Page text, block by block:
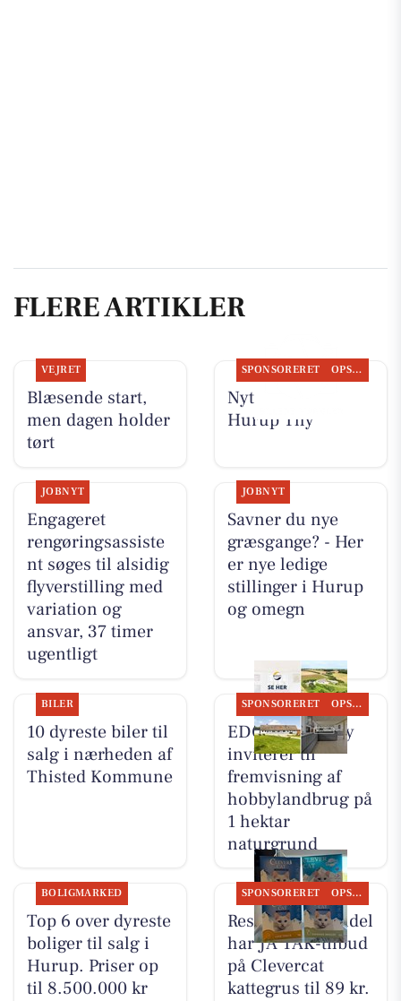
FLERE ARTIKLER
VEJRET
Blæsende start,
men dagen holder
tørt
SPONSORERET OPSLAGSTAVLEN
Nyt fra EDC
Hurup Thy
JOBNYT
Engageret
rengøringsassiste
nt søges til alsidig
flyverstilling med
variation og
ansvar, 37 timer
ugentligt
JOBNYT
Savner du nye
græsgange? - Her
er nye ledige
stillinger i Hurup
og omegn
BILER
10 dyreste biler til
salg i nærheden af
Thisted Kommune
SPONSORERET OPSLAGSTAVLEN
EDC Hurup Thy
inviterer til
fremvisning af
hobbylandbrug på
1 hektar
naturgrund
BOLIGMARKED
Top 6 over dyreste
boliger til salg i
Hurup. Priser op
til 8.500.000 kr
SPONSORERET OPSLAGSTAVLEN
Resen Landhandel
har JA TAK-tilbud
på Clevercat
kattegrus til 89 kr.